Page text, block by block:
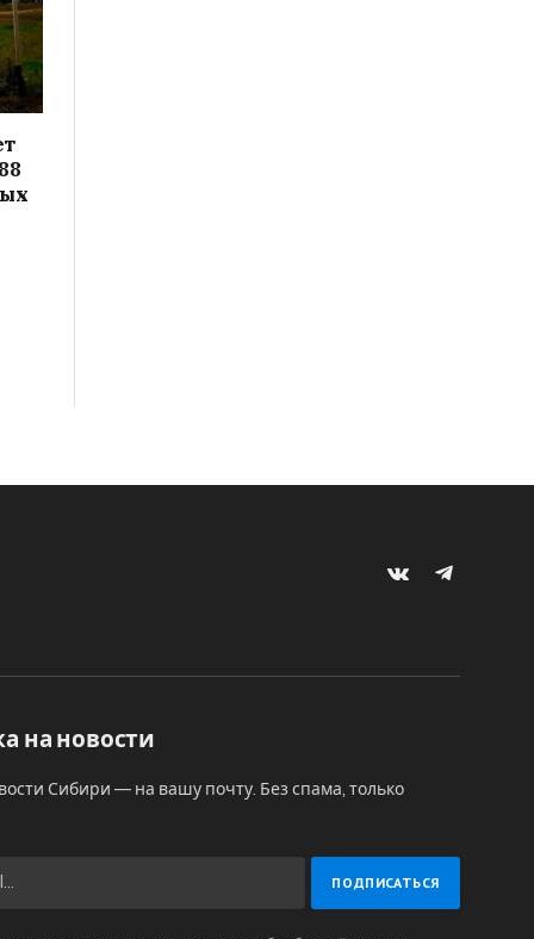
VKontakteTelegram
на новости
Сибири — на вашу почту. Без спама, только